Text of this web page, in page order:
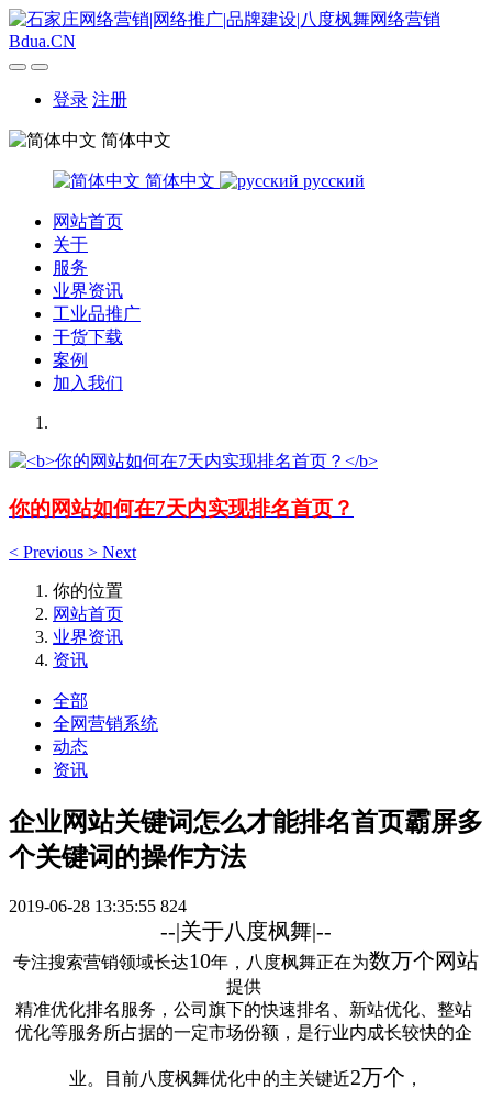
登录 注册
简体中文
简体中文 русский
网站首页
关于
服务
业界资讯
工业品推广
干货下载
案例
加入我们
你的网站如何在7天内实现排名首页？
< Previous > Next
你的位置
网站首页
业界资讯
资讯
全部
全网营销系统
动态
资讯
企业网站关键词怎么才能排名首页霸屏多
个关键词的操作方法
2019-06-28 13:35:55 824
--|关于八度枫舞|--
专注搜索营销领域长达10年，八度枫舞正在为数万个网站
提供
精准优化排名服务，公司旗下的快速排名、新站优化、整站
优化等服务所占据的一定市场份额，是行业内成长较快的企
业。目前八度枫舞优化中的主关键近2万个 ，